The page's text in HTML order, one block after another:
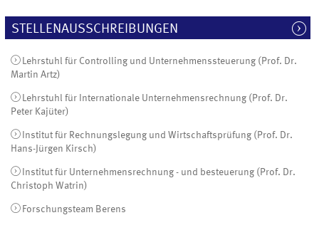
STELLENAUSSCHREIBUNGEN
Lehrstuhl für Controlling und Unternehmenssteuerung (Prof. Dr.
Martin Artz)
Lehrstuhl für Internationale Unternehmensrechnung (Prof. Dr.
Peter Kajüter)
Institut für Rechnungslegung und Wirtschaftsprüfung (Prof. Dr.
Hans-Jürgen Kirsch)
Institut für Unternehmensrechnung - und besteuerung (Prof. Dr.
Christoph Watrin)
Forschungsteam Berens